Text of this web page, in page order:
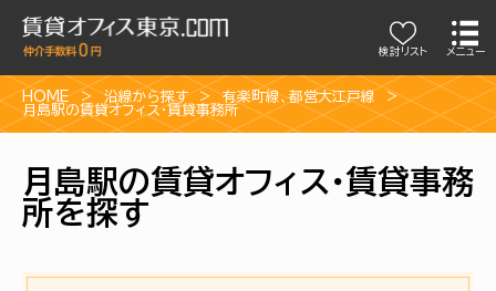
検討リスト メニュー
HOME 沿線から探す 有楽町線、都営大江戸線
月島駅の賃貸オフィス・賃貸事務所
月島駅の賃貸オフィス・賃貸事務
所を探す